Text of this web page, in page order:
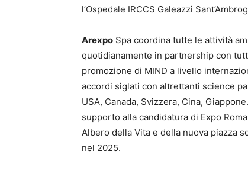
l’Ospedale IRCCS Galeazzi
Arexpo Spa coordina tutte le attività
quotidianamente in partnership con
promozione di MIND a livello
accordi siglati con altrettanti science
USA, Canada, Svizzera, Cina,
supporto alla candidatura di Expo
Albero della Vita e della nuova piazza
nel 2025.